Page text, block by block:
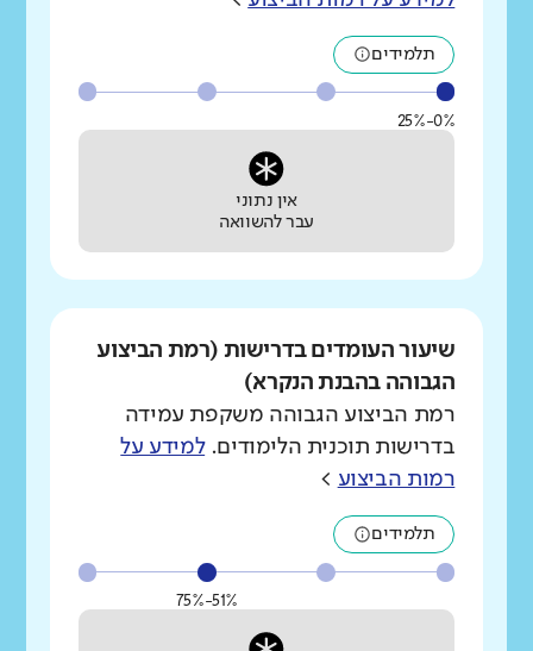
תלמידים
0%-25%
אין נתוני
עבר להשוואה
שיעור העומדים בדרישות (רמת הביצוע
הגבוהה בהבנת הנקרא)
רמת הביצוע הגבוהה משקפת עמידה
בדרישות תוכנית הלימודים.למידע על
רמות הביצוע >
תלמידים
51%-75%